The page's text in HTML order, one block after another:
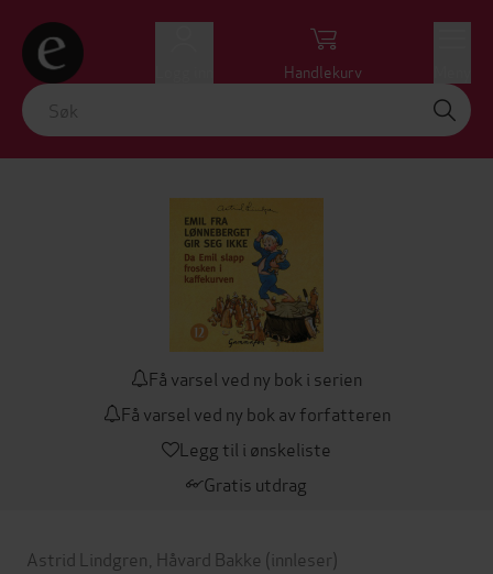
Handlekurv
Få varsel ved ny bok i serien
Få varsel ved ny bok av forfatteren
Legg til i ønskeliste
Gratis utdrag
Astrid Lindgren Håvard Bakke (innleser)